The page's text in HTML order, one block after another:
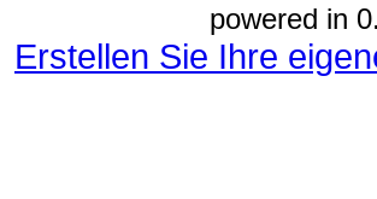
powered in
Erstellen Sie Ihre